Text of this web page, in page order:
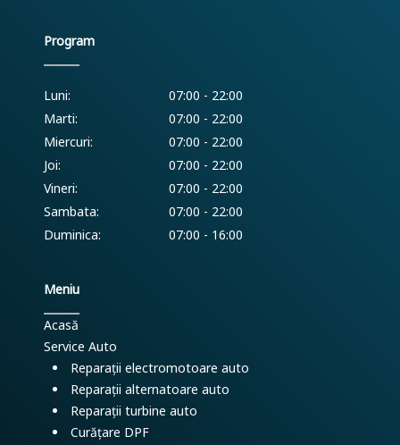
Program
Luni:
07:00 - 22:00
Marti:
07:00 - 22:00
Miercuri:
07:00 - 22:00
Joi:
07:00 - 22:00
Vineri:
07:00 - 22:00
Sambata:
07:00 - 22:00
Duminica:
07:00 - 16:00
Meniu
Acasă
Service Auto
Reparații electromotoare auto
Reparații alternatoare auto
Reparații turbine auto
Curățare DPF